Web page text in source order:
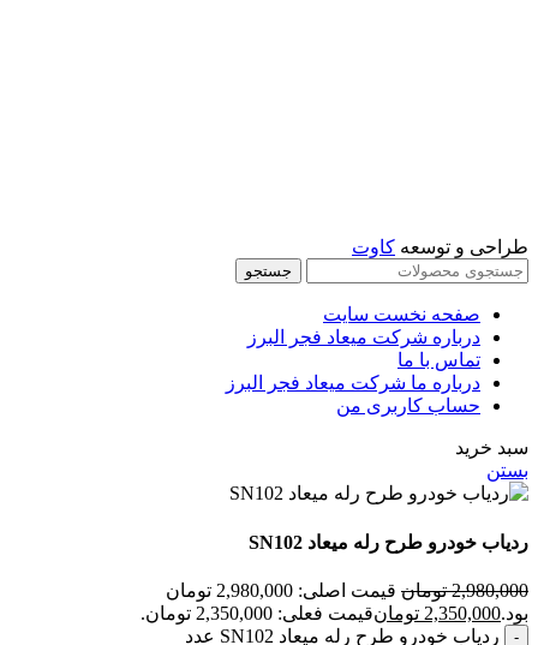
طراحی و توسعه کاوت
جستجو
صفحه نخست سایت
درباره شرکت میعاد فجر البرز
تماس با ما
درباره ما شرکت میعاد فجر البرز
حساب کاربری من
سبد خرید
بستن
ردیاب خودرو طرح رله میعاد SN102
2,980,000 تومان
قیمت اصلی: 2,980,000 تومان
بود.2,350,000 تومانقیمت فعلی: 2,350,000 تومان.
ردیاب خودرو طرح رله میعاد SN102 عدد